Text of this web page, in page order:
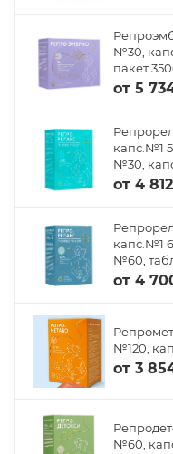
№30,
пакет
от 5
капс.№1
№30,
от 4
капс.№1
№60,
от 4
№120,
от 3
№60,